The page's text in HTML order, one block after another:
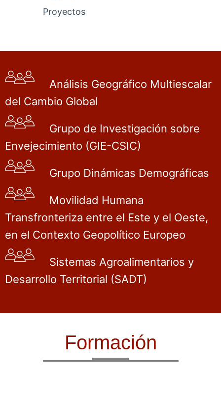
Proyectos
Análisis Geográfico Multiescalar
del Cambio Global
Grupo de Investigación sobre
Envejecimiento (GIE-CSIC)
Grupo Dinámicas Demográficas
Movilidad Humana
Transfronteriza entre el Este y el Oeste,
en el Contexto Geopolítico Europeo
Sistemas Agroalimentarios y
Desarrollo Territorial (SADT)
Formación